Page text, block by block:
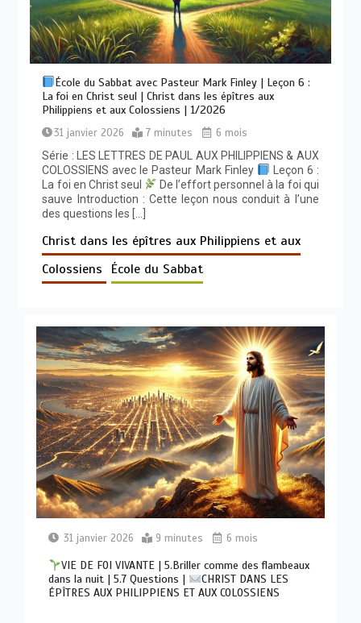
École du Sabbat avec Pasteur Mark Finley | Leçon 6 :
La foi en Christ seul | Christ dans les épîtres aux
Philippiens et aux Colossiens | 1/2026
31 janvier 2026 7 minutes
6 mois
Série : LES LETTRES DE PAUL AUX PHILIPPIENS & AUX
COLOSSIENS avec le Pasteur Mark Finley
Leçon 6 :
La foi en Christ seul
De l’effort personnel à la foi qui
sauve Introduction : Cette leçon nous conduit à l’une
des questions les […]
Christ dans les épîtres aux Philippiens et aux
Colossiens
École du Sabbat
31 janvier 2026 9 minutes 6 mois
VIE DE FOI VIVANTE | 5.Briller comme des flambeaux
dans la nuit | 5.7 Questions |
CHRIST DANS LES
ÉPÎTRES AUX PHILIPPIENS ET AUX COLOSSIENS